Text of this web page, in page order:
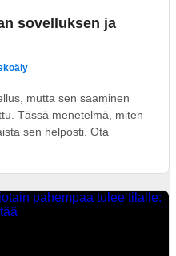
sovelluksen ja
mutta sen saaminen
Tässä menetelmä, miten
sen helposti. Ota